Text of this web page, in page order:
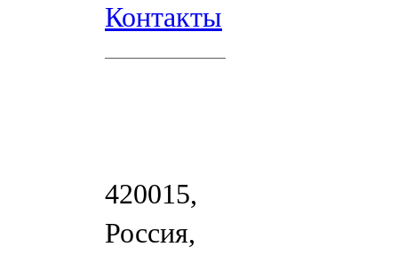
Контакты
420015,
Россия,